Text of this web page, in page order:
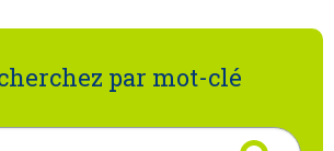
par mot-clé